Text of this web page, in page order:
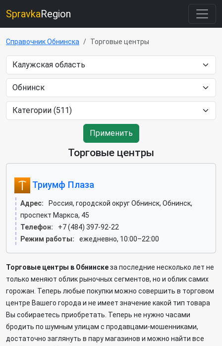
SpravkaRegion
Справочник Обнинска Торговые центры
Применить
Торговые центры
Триумф Плаза
Адрес:
Россия, городской округ Обнинск, Обнинск,
проспект Маркса, 45
Телефон:
+7 (484) 397-92-22
Режим работы:
ежедневно, 10:00–22:00
Торговые центры в Обнинскеза последние несколько лет не
только меняют облик рыночных сегментов, но и облик самих
горожан. Теперь любые покупки можно совершить в торговом
центре Вашего города и не имеет значение какой тип товара
Вы собираетесь приобретать. Теперь не нужно часами
бродить по шумным улицам с продавцами-мошенниками,
достаточно заглянуть в пару магазинов и можно найти все